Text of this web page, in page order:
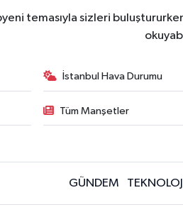
temasıyla sizleri
İstanbul Hava Durumu
Tüm Manşetler
GÜNDEM TEKNOLOJİ